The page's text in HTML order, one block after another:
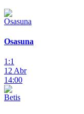
Osasuna
1:1
12 Abr
14:00